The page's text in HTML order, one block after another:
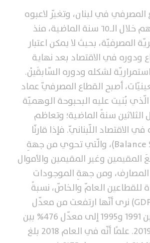
المصرفي في لبنان، وتغيّر لاعبوه
كلّيًّا أو تغيّر وزنهم خلال الـ٦٥ سنة الماضية، منذ
المصرفيّة، بحيث لا يمكن اعتبار
ودوره في الاقتصاد بعد نهاية
لشكله ودوره السّابقَيْن.
أصبح القطاع المصرفيّ عماد
بُنيت عليه البحبوحة الوهميّة
سنةً الماضية؛ وتعاظم
الاقتصاد اللّبنانيّ. فإذا قارنّا
ميزانيته (Balance Sheet)، والّتي تحوي من جهةِ
المقيمين وغير المقيمين والأموال
ومن جهةِ الموجودات
للقطاعين العامّ والخاصّ، نسبةً
للنّاتج المحليّ (GDP) نرى أنّها ارتفعت من معدّل
159% بين العامين 1991 و1995 إلى معدّل 476% بين
العامين 2015 و2019. علمًا أنّه في العام 2018 بلغ